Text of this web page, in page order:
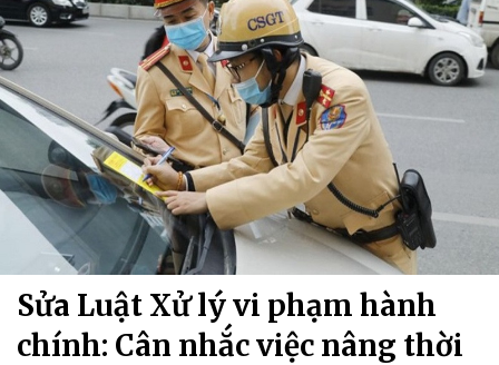
Sửa Luật Xử lý vi phạm hành
chính: Cân nhắc việc nâng thời